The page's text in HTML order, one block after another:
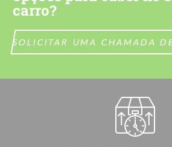
carro?
SOLICITAR UMA CHAMADA